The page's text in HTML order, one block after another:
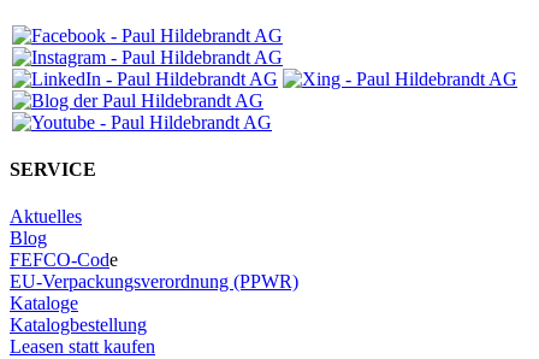
SERVICE
Aktuelles
Blog
FEFCO-Code
EU-Verpackungsverordnung (PPWR)
Kataloge
Katalogbestellung
Leasen statt kaufen